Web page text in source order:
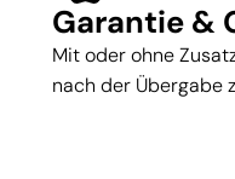
Garantie &
Mit oder ohne
nach der Übergabe